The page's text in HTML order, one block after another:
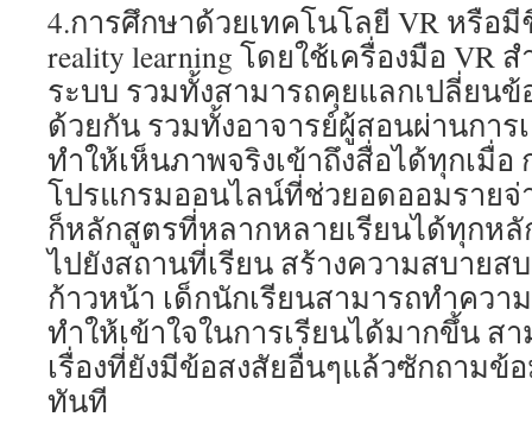
4.การศึกษาด้วยเทคโนโลยี VR หรือมี
reality learning โดยใช้เครื่องมือ VR
ระบบ รวมทั้งสามารถคุยแลกเปลี่ยนข้
ด้วยกัน รวมทั้งอาจารย์ผู้สอนผ่านการ
ทำให้เห็นภาพจริงเข้าถึงสื่อได้ทุกเมื่อ
โปรแกรมออนไลน์ที่ช่วยอดออมราย
ก็หลักสูตรที่หลากหลายเรียนได้ทุกหลั
ไปยังสถานที่เรียน สร้างความสบาย
ก้าวหน้า เด็กนักเรียนสามารถทำควา
ทำให้เข้าใจในการเรียนได้มากขึ้น ส
เรื่องที่ยังมีข้อสงสัยอื่นๆแล้วซักถามข้
ทันที